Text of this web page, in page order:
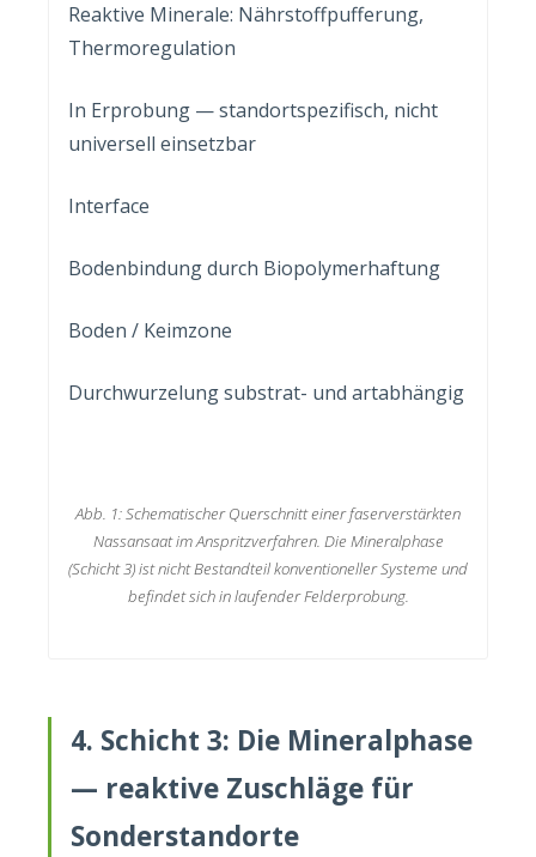
Reaktive Minerale: Nährstoffpufferung,
Thermoregulation
In Erprobung — standortspezifisch, nicht
universell einsetzbar
Interface
Bodenbindung durch Biopolymerhaftung
Boden / Keimzone
Durchwurzelung substrat- und artabhängig
Abb. 1: Schematischer Querschnitt einer faserverstärkten
Nassansaat im Anspritzverfahren. Die Mineralphase
(Schicht 3) ist nicht Bestandteil konventioneller Systeme und
befindet sich in laufender Felderprobung.
4. Schicht 3: Die Mineralphase
— reaktive Zuschläge für
Sonderstandorte